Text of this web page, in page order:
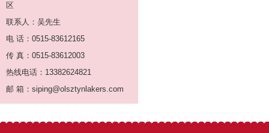
区
联系人：吴先生
电 话：0515-83612165
传 真：0515-83612003
热线电话：13382624821
邮 箱：siping@olsztynlakers.com